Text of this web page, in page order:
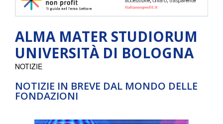
ALMA MATER STUDIORUM
UNIVERSITÀ DI BOLOGNA
NOTIZIE IN BREVE DAL MONDO DELLE
FONDAZIONI
NOTIZIE